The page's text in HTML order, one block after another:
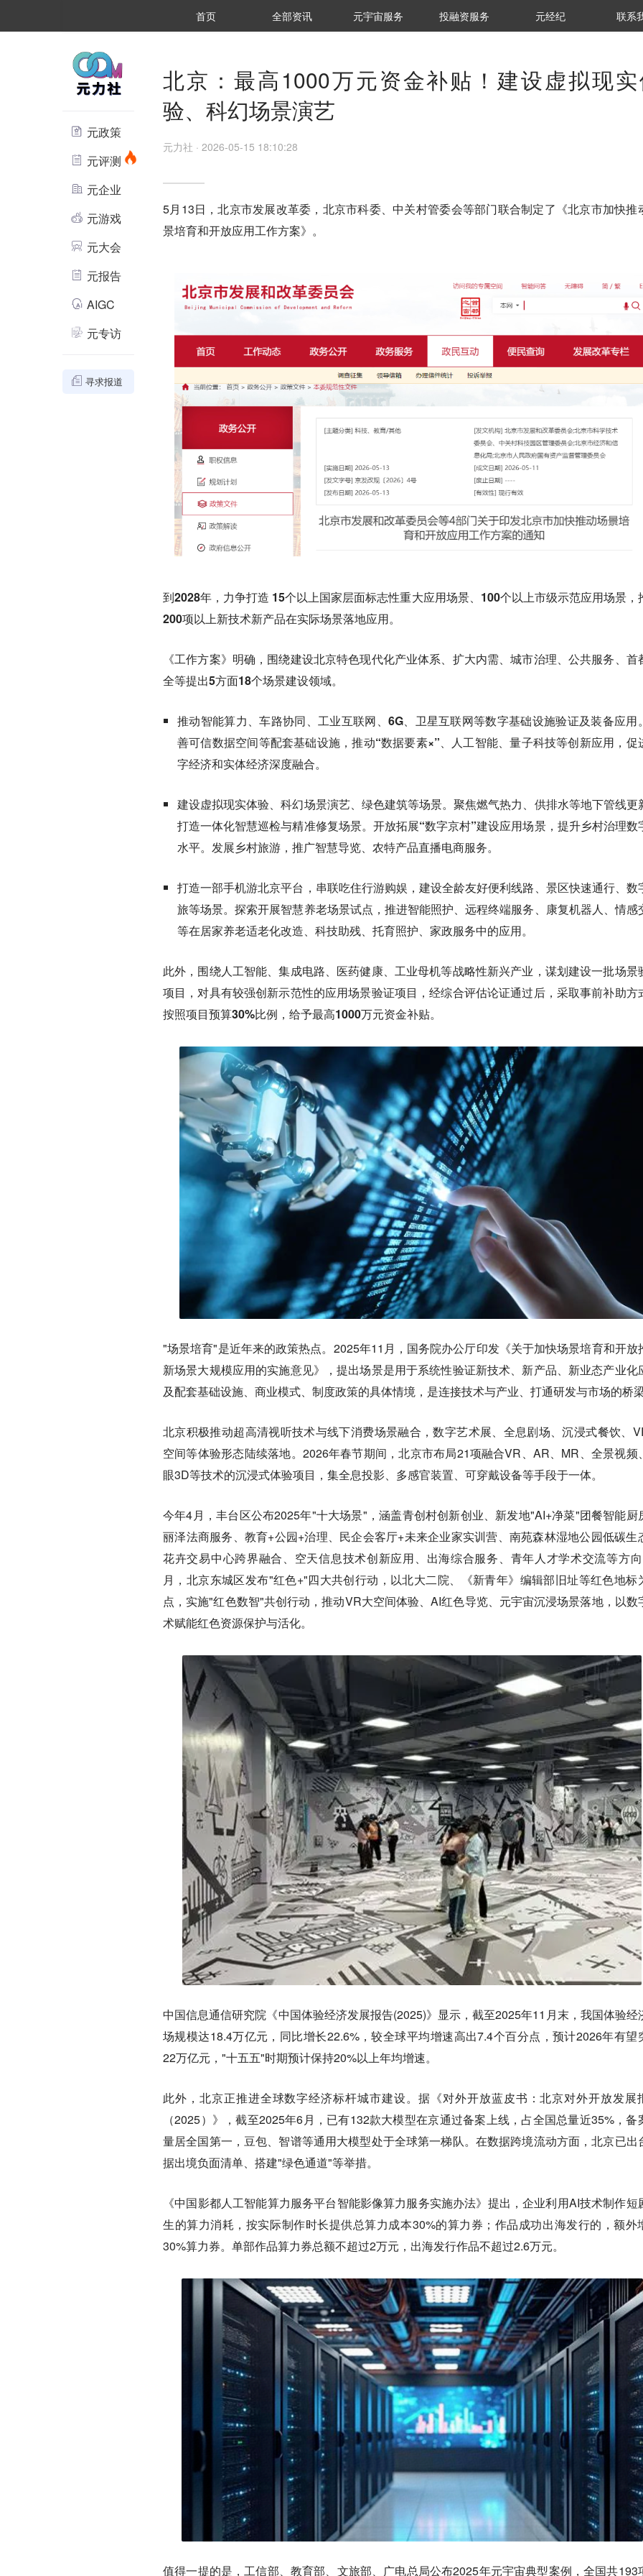
首页 全部资讯 元宇宙服务 投融资服务 元经纪 联系
 元政策
 元评测
 元企业
 元游戏
 元大会
 元报告
 AIGC
 元专访
 寻求报道
北京：最高1000万元资金补贴！建设虚拟现
验、科幻场景演艺
元力社 · 2026-05-15 18:10:28
5月13日，北京市发展改革委，北京市科委、中关村管委会等部门联合制定了《北京市加快推
景培育和开放应用工作方案》。
到2028年，力争打造 15个以上国家层面标志性重大应用场景、100个以上市级示范应用场景，
200项以上新技术新产品在实际场景落地应用。
《工作方案》明确，围绕建设北京特色现代化产业体系、扩大内需、城市治理、公共服务、首
全等提出5方面18个场景建设领域。
推动智能算力、车路协同、工业互联网、6G、卫星互联网等数字基础设施验证及装备应用
善可信数据空间等配套基础设施，推动“数据要素×”、人工智能、量子科技等创新应用，促
字经济和实体经济深度融合。
建设虚拟现实体验、科幻场景演艺、绿色建筑等场景。聚焦燃气热力、供排水等地下管线更
打造一体化智慧巡检与精准修复场景。开放拓展“数字京村”建设应用场景，提升乡村治理数
水平。发展乡村旅游，推广智慧导览、农特产品直播电商服务。
打造一部手机游北京平台，串联吃住行游购娱，建设全龄友好便利线路、景区快速通行、数
旅等场景。探索开展智慧养老场景试点，推进智能照护、远程终端服务、康复机器人、情感
等在居家养老适老化改造、科技助残、托育照护、家政服务中的应用。
此外，围绕人工智能、集成电路、医药健康、工业母机等战略性新兴产业，谋划建设一批场景
项目，对具有较强创新示范性的应用场景验证项目，经综合评估论证通过后，采取事前补助方
按照项目预算30%比例，给予最高1000万元资金补贴。
"场景培育"是近年来的政策热点。2025年11月，国务院办公厅印发《关于加快场景培育和开放
新场景大规模应用的实施意见》，提出场景是用于系统性验证新技术、新产品、新业态产业化
及配套基础设施、商业模式、制度政策的具体情境，是连接技术与产业、打通研发与市场的桥
北京积极推动超高清视听技术与线下消费场景融合，数字艺术展、全息剧场、沉浸式餐饮、
空间等体验形态陆续落地。2026年春节期间，北京市布局21项融合VR、AR、MR、全景视频
眼3D等技术的沉浸式体验项目，集全息投影、多感官装置、可穿戴设备等手段于一体。
今年4月，丰台区公布2025年"十大场景"，涵盖青创村创新创业、新发地"AI+净菜"团餐智能厨
丽泽法商服务、教育+公园+治理、民企会客厅+未来企业家实训营、南苑森林湿地公园低碳生
花卉交易中心跨界融合、空天信息技术创新应用、出海综合服务、青年人才学术交流等方
月，北京东城区发布"红色+"四大共创行动，以北大二院、《新青年》编辑部旧址等红色地标
点，实施"红色数智"共创行动，推动VR大空间体验、AI红色导览、元宇宙沉浸场景落地，以数
术赋能红色资源保护与活化。
中国信息通信研究院《中国体验经济发展报告(2025)》显示，截至2025年11月末，我国体验经
场规模达18.4万亿元，同比增长22.6%，较全球平均增速高出7.4个百分点，预计2026年有望
22万亿元，"十五五"时期预计保持20%以上年均增速。
此外，北京正推进全球数字经济标杆城市建设。据《对外开放蓝皮书：北京对外开放发展
（2025）》，截至2025年6月，已有132款大模型在京通过备案上线，占全国总量近35%，备
量居全国第一，豆包、智谱等通用大模型处于全球第一梯队。在数据跨境流动方面，北京已出
据出境负面清单、搭建"绿色通道"等举措。
《中国影都人工智能算力服务平台智能影像算力服务实施办法》提出，企业利用AI技术制作短
生的算力消耗，按实际制作时长提供总算力成本30%的算力券；作品成功出海发行的，额外
30%算力券。单部作品算力券总额不超过2万元，出海发行作品不超过2.6万元。
值得一提的是，工信部、教育部、文旅部、广电总局公布2025年元宇宙典型案例，全国共193